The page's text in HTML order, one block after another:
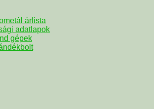
árlista
adatlapok
gépek